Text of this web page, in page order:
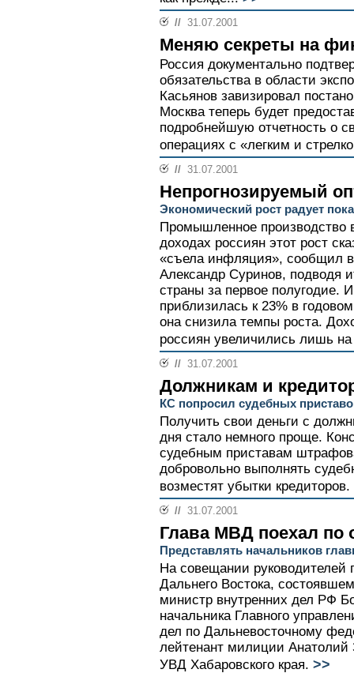
// 31.07.2001
Меняю секреты на
Россия документально
обязательства в области
Касьянов завизировал
Москва теперь будет
подробнейшую отчетность о
операциях с «легким и
// 31.07.2001
Непрогнозируемый
Экономический рост радует
Промышленное производство
доходах россиян этот рост
«съела инфляция», сообщил
Александр Суринов, подводя
страны за первое полугодие.
приблизилась к 23% в
она снизила темпы роста.
россиян увеличились лишь
// 31.07.2001
Должникам и
КС попросил судебных
Получить свои деньги с
дня стало немного проще.
судебным приставам
добровольно выполнять
возместят убытки кредиторов.
// 31.07.2001
Глава МВД поехал по
Представлять начальников
На совещании руководителей
Дальнего Востока,
министр внутренних дел РФ
начальника Главного
дел по Дальневосточному
лейтенант милиции Анатолий
УВД Хабаровского края. >>